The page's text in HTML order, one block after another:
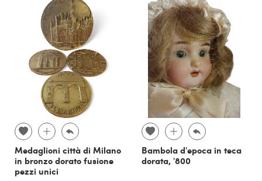
Medaglioni città di Milano
in bronzo dorato fusione
pezzi unici
Bambola d'epoca in teca
dorata, '800